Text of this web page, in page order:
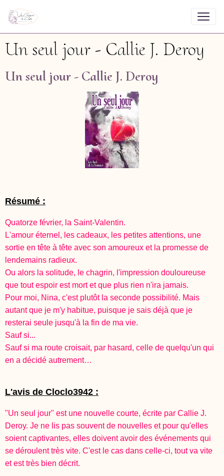
Un seul jour - Callie J. Deroy
Un seul jour - Callie J. Deroy
Résumé :
Quatorze février, la Saint-Valentin.
L'amour éternel, les cadeaux, les petites attentions, une
sortie en tête à tête avec son amoureux et la promesse de
lendemains radieux.
Ou alors la solitude, le chagrin, l'impression douloureuse
que tout espoir est mort et que plus rien n'ira jamais.
Pour moi, Nina, c'est plutôt la seconde possibilité. Mais
autant que je m'y habitue, puisque je sais déjà que je
resterai seule jusqu'à la fin de ma vie.
Sauf si...
Sauf si ma route croisait, par hasard, celle de quelqu'un qui
en a décidé autrement…
L'avis de Cloclo3942 :
"Un seul jour" est une nouvelle courte, écrite par Callie J.
Deroy. Je ne lis pas souvent de nouvelles et pour qu'elles
soient captivantes, elles doivent avoir des événements qui
se déroulent très vite. C'est le cas dans celle-ci, tout va vite
et est très bien décrit.